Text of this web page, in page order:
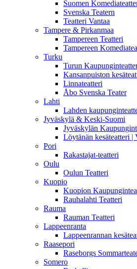
Suomen
Svenska Teatern
Teatteri Vantaa
Tampere & Pirkanmaa
Tampereen Teatteri
Tampereen
Turku
Turun
Kansanpuiston
Linnateatteri
Åbo Svenska Teater
Lahti
Lahden
Jyväskylä & Keski-Suomi
Jyväskylän
Löytänän kesäteatteri |
Pori
Rakastajat-teatteri
Oulu
Oulun Teatteri
Kuopio
Kuopion
Rauhalahti Teatteri
Rauma
Rauman Teatteri
Lappeenranta
Lappeenrannan
Raasepori
Raseborgs
Somero